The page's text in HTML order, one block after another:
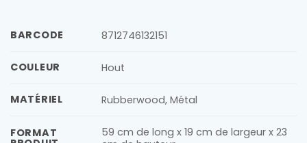
BARCODE 8712746132151
COULEUR Hout
MATÉRIEL Rubberwood, Métal
FORMAT
59 cm de long x 19 cm de largeur x 23